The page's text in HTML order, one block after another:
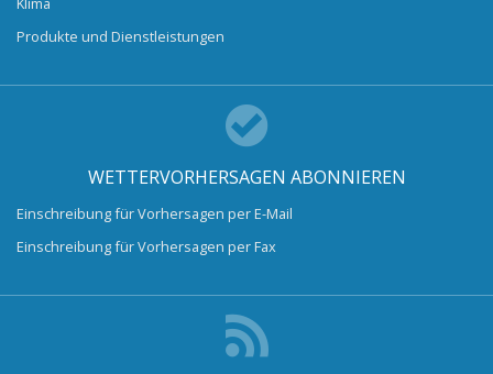
Produkte und Dienstleistungen
WETTERVORHERSAGEN ABONNIEREN
Einschreibung für Vorhersagen per E-Mail
Einschreibung für Vorhersagen per Fax